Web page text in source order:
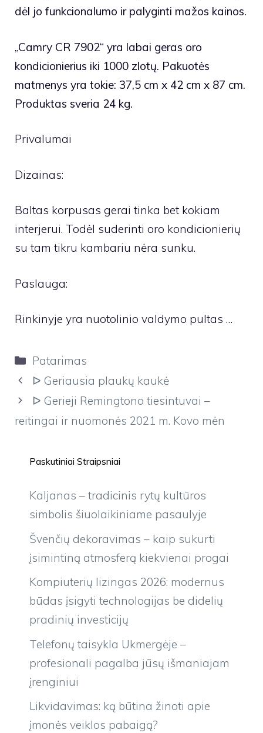
dėl jo funkcionalumo ir palyginti mažos kainos.
„Camry CR 7902“ yra labai geras oro
kondicionierius iki 1000 zlotų. Pakuotės
matmenys yra tokie: 37,5 cm x 42 cm x 87 cm.
Produktas sveria 24 kg.
Privalumai
Dizainas:
Baltas korpusas gerai tinka bet kokiam
interjerui. Todėl suderinti oro kondicionierių
su tam tikru kambariu nėra sunku.
Paslauga:
Rinkinyje yra nuotolinio valdymo pultas …
Kategorijos
Patarimas
ᐅ Geriausia plaukų kaukė
ᐅ Gerieji Remingtono tiesintuvai –
reitingai ir nuomonės 2021 m. Kovo mėn
Paskutiniai Straipsniai
Kaljanas – tradicinis rytų kultūros
simbolis šiuolaikiniame pasaulyje
Švenčių dekoravimas – kaip sukurti
įsimintiną atmosferą kiekvienai progai
Kompiuterių lizingas 2026: modernus
būdas įsigyti technologijas be didelių
pradinių investicijų
Telefonų taisykla Ukmergėje –
profesionali pagalba jūsų išmaniajam
įrenginiui
Likvidavimas: ką būtina žinoti apie
įmonės veiklos pabaigą?